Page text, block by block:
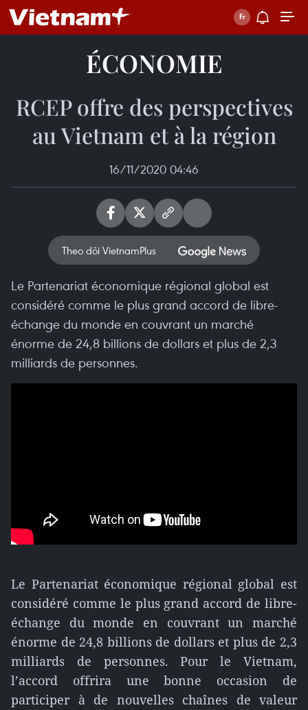
ÉCONOMIE
RCEP offre des perspectives
au Vietnam et à la région
16/11/2020 04:46
Theo dõi VietnamPlus
Le Partenariat économique régional global est
considéré comme le plus grand accord de libre-
échange du monde en couvrant un marché
énorme de 24,8 billions de dollars et plus de 2,3
milliards de personnes.
Le Partenariat économique régional global est
considéré comme le plus grand accord de libre-
échange du monde en couvrant un marché
énorme de 24,8 billions de dollars et plus de 2,3
milliards de personnes. Pour le Vietnam,
l’accord offrira une bonne occasion de
participer à de nouvelles chaînes de valeur